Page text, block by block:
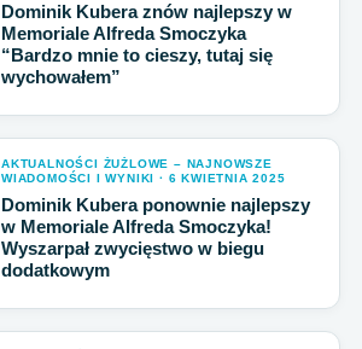
Dominik Kubera znów najlepszy w
Memoriale Alfreda Smoczyka
“Bardzo mnie to cieszy, tutaj się
wychowałem”
AKTUALNOŚCI ŻUŻLOWE – NAJNOWSZE
WIADOMOŚCI I WYNIKI · 6 KWIETNIA 2025
Dominik Kubera ponownie najlepszy
w Memoriale Alfreda Smoczyka!
Wyszarpał zwycięstwo w biegu
dodatkowym